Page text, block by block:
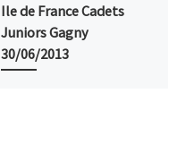
Ile de France Cadets
Juniors Gagny
30/06/2013